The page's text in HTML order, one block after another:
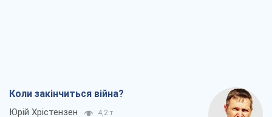
Коли закінчиться війна?
Юрій Хрістензен 4,2 т.